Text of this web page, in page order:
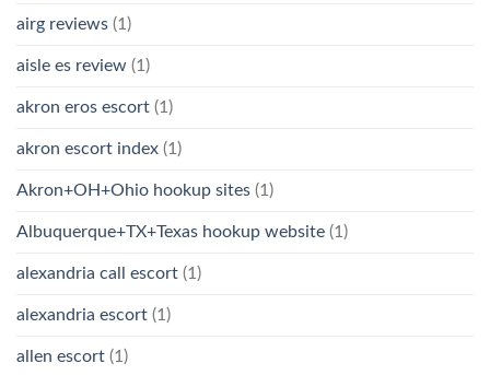
airg reviews (1)
aisle es review (1)
akron eros escort (1)
akron escort index (1)
Akron+OH+Ohio hookup sites (1)
Albuquerque+TX+Texas hookup website (1)
alexandria call escort (1)
alexandria escort (1)
allen escort (1)